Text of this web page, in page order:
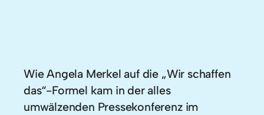
Wie Angela Merkel auf die „Wir schaffen
das“-Formel kam in der alles
umwälzenden Pressekonferenz im